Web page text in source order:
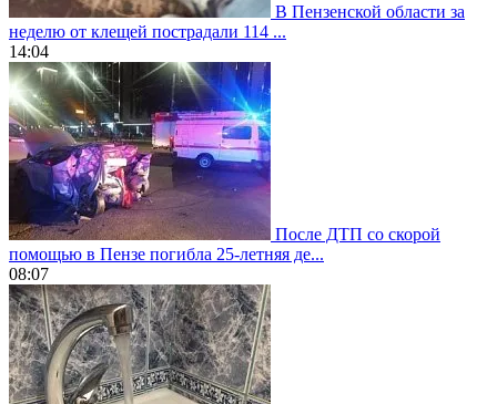
В Пензенской области за
неделю от клещей пострадали 114 ...
14:04
После ДТП со скорой
помощью в Пензе погибла 25-летняя де...
08:07